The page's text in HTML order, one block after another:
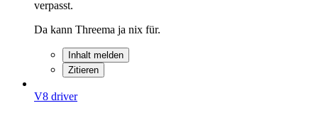
verpasst.
Da kann Threema ja nix für.
Inhalt melden
Zitieren
V8 driver